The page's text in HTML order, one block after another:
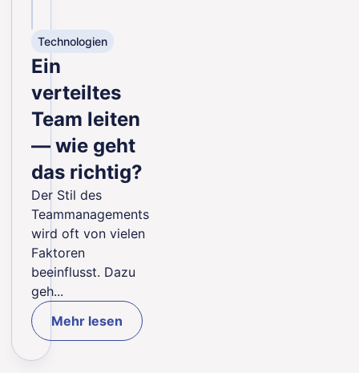
Technologien
Ein
verteiltes
Team leiten
— wie geht
das richtig?
Der Stil des
Teammanagements
wird oft von vielen
Faktoren
beeinflusst. Dazu
geh...
Mehr lesen